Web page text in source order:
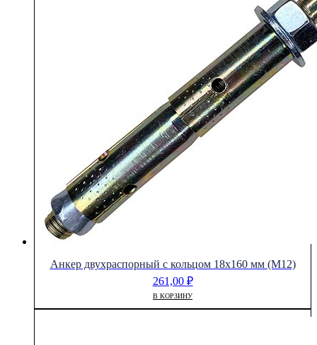
Анкер двухраспорный с кольцом 18х160 мм (М12)
261,00 ₽
В КОРЗИНУ